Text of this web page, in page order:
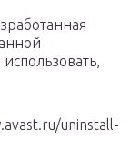
uninstall-